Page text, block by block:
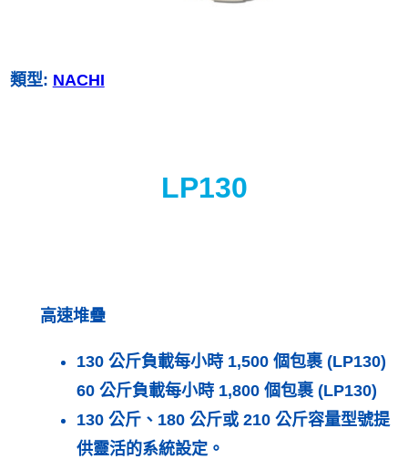
類型: NACHI
LP130
高速堆疊
130 公斤負載每小時 1,500 個包裹 (LP130)
60 公斤負載每小時 1,800 個包裹 (LP130)
130 公斤、180 公斤或 210 公斤容量型號提
供靈活的系統設定。